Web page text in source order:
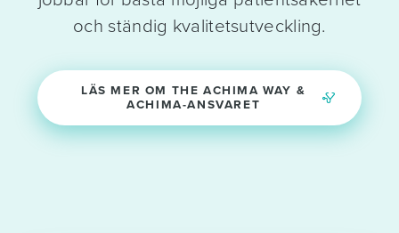
och ständig kvalitetsutveckling.
LÄS MER OM THE ACHIMA WAY &
ACHIMA-ANSVARET